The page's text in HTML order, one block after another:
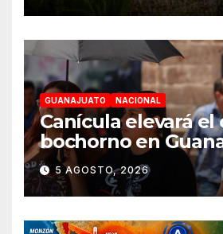
GUANAJUATO NACIONAL
Canícula elevará el
bochorno en
durante agosto
5 AGOSTO, 2026